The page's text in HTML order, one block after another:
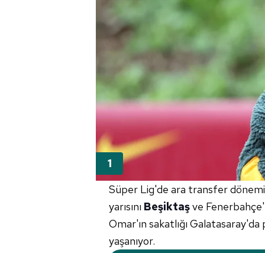
Süper Lig'de ara transfer
yarısını Beşiktaşve
Omar'ın sakatlığı Galatasaray'da
yaşanıyor.